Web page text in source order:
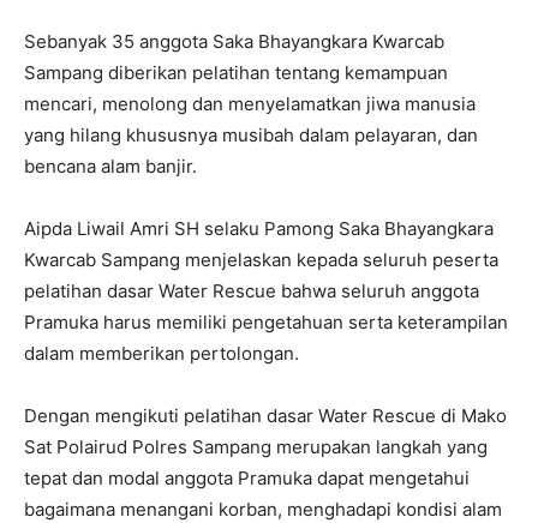
Sebanyak 35 anggota Saka Bhayangkara Kwarcab
Sampang diberikan pelatihan tentang kemampuan
mencari, menolong dan menyelamatkan jiwa manusia
yang hilang khususnya musibah dalam pelayaran, dan
bencana alam banjir.
Aipda Liwail Amri SH selaku Pamong Saka Bhayangkara
Kwarcab Sampang menjelaskan kepada seluruh peserta
pelatihan dasar Water Rescue bahwa seluruh anggota
Pramuka harus memiliki pengetahuan serta keterampilan
dalam memberikan pertolongan.
Dengan mengikuti pelatihan dasar Water Rescue di Mako
Sat Polairud Polres Sampang merupakan langkah yang
tepat dan modal anggota Pramuka dapat mengetahui
bagaimana menangani korban, menghadapi kondisi alam